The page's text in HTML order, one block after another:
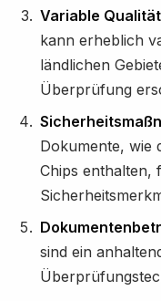
Variable
kann erheblich
ländlichen
Überprüfung
Dokumente, wie
Chips enthalten,
sind ein